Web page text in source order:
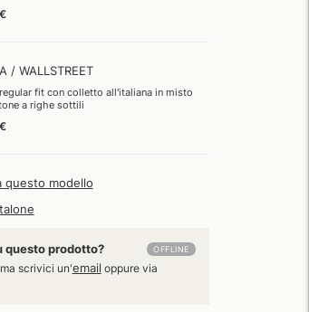
/ WALLSTREET
fit con colletto all'italiana in misto
a righe sottili
questo modello
questo prodotto? OFFLINE
scrivici un'email oppure via